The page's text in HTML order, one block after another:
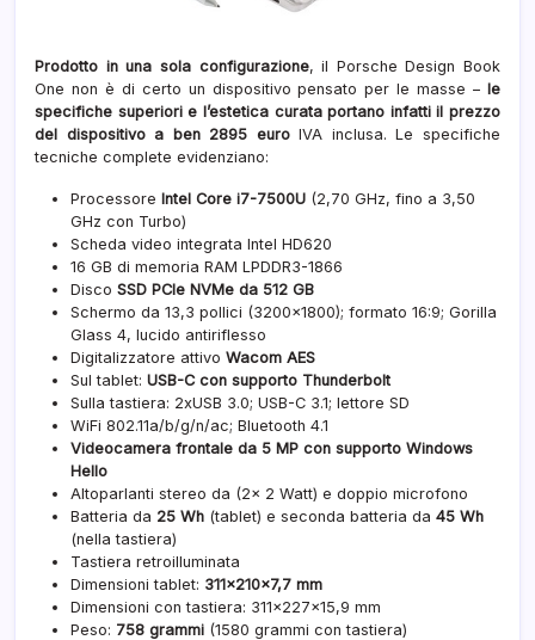
Prodotto in una sola configurazione, il Porsche Design Book
One non è di certo un dispositivo pensato per le masse – le
specifiche superiori e l’estetica curata portano infatti il prezzo
del dispositivo a ben 2895 euroIVA inclusa. Le specifiche
tecniche complete evidenziano:
Processore Intel Core i7-7500U (2,70 GHz, fino a 3,50
GHz con Turbo)
Scheda video integrata Intel HD620
16 GB di memoria RAM LPDDR3-1866
Disco SSD PCIe NVMe da 512 GB
Schermo da 13,3 pollici (3200×1800); formato 16:9; Gorilla
Glass 4, lucido antiriflesso
Digitalizzatore attivo Wacom AES
Sul tablet: USB-C con supporto Thunderbolt
Sulla tastiera: 2xUSB 3.0; USB-C 3.1; lettore SD
WiFi 802.11a/b/g/n/ac; Bluetooth 4.1
Videocamera frontale da 5 MP con supporto Windows
Hello
Altoparlanti stereo da (2x 2 Watt) e doppio microfono
Batteria da 25 Wh (tablet) e seconda batteria da 45 Wh
(nella tastiera)
Tastiera retroilluminata
Dimensioni tablet: 311×210×7,7 mm
Dimensioni con tastiera: 311×227×15,9 mm
Peso: 758 grammi (1580 grammi con tastiera)